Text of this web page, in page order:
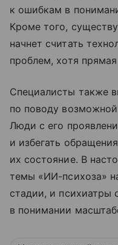
к ошибкам в
Кроме того,
начнет считать
проблем, хотя
Специалисты также
по поводу
Люди с его
и избегать
их состояние. В
темы «ИИ-психоза»
стадии, и психиатры
в понимании